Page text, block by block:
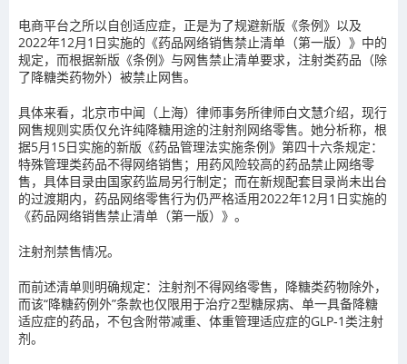
电商平台之所以自创适应症，正是为了规避新版《条例》以及
2022年12月1日实施的《药品网络销售禁止清单（第一版）》中的
规定，而根据新版《条例》与网售禁止清单要求，注射类药品（除
了降糖类药物外）被禁止网售。
具体来看，北京市中闻（上海）律师事务所律师白文慧介绍，现行
网售规则实质仅允许纯降糖用途的注射剂网络零售。她分析称，根
据5月15日实施的新版《药品管理法实施条例》第四十六条规定：
特殊管理类药品不得网络销售；用药风险较高的药品禁止网络零
售，具体目录由国家药监局另行制定；而在新规配套目录尚未出台
的过渡期内，药品网络零售行为仍严格适用2022年12月1日实施的
《药品网络销售禁止清单（第一版）》。
注射剂禁售情况。
而前述清单则明确规定：注射剂不得网络零售，降糖类药物除外，
而该“降糖药例外”条款也仅限用于治疗2型糖尿病、单一具备降糖
适应症的药品，不包含附带减重、体重管理适应症的GLP‑1类注射
剂。